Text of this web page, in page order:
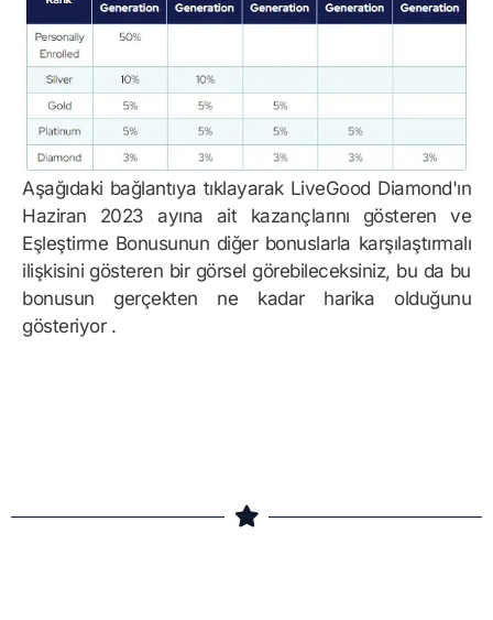
Aşağıdaki bağlantıya tıklayarak LiveGood Diamond'ın
Haziran 2023 ayına ait kazançlarını gösteren ve
Eşleştirme Bonusunun diğer bonuslarla karşılaştırmalı
ilişkisini gösteren bir görsel görebileceksiniz, bu da bu
bonusun gerçekten ne kadar harika olduğunu
gösteriyor .